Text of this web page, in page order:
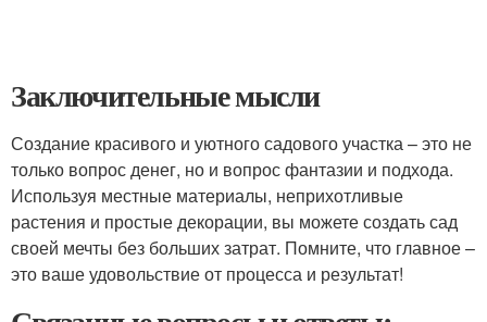
Заключительные мысли
Создание красивого и уютного садового участка – это не
только вопрос денег, но и вопрос фантазии и подхода.
Используя местные материалы, неприхотливые
растения и простые декорации, вы можете создать сад
своей мечты без больших затрат. Помните, что главное –
это ваше удовольствие от процесса и результат!